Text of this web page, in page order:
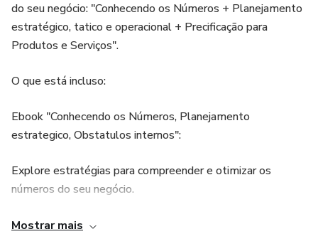
do seu negócio: "Conhecendo os Números + Planejamento
estratégico, tatico e operacional + Precificação para
Produtos e Serviços".
O que está incluso:
Ebook "Conhecendo os Números, Planejamento
estrategico, Obstatulos internos":
Explore estratégias para compreender e otimizar os
números do seu negócio.
Aprenda técnicas eficazes de precificação para produtos e
Mostrar mais